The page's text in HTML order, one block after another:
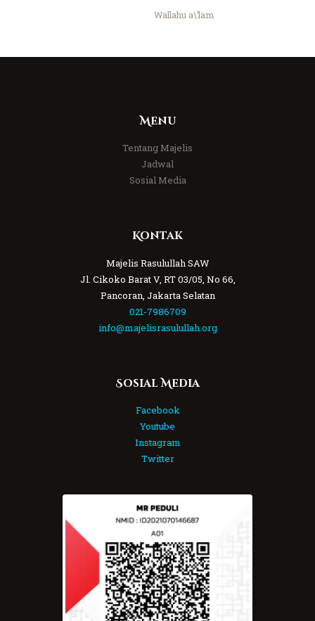
Wallahu a\’lam
Menu
Tentang Majelis
Jadwal
Sosial Media
Kontak
Majelis Rasulullah SAW
Jl. Cikoko Barat V, RT 03/05, No 66,
Pancoran, Jakarta Selatan
021-7986709
info@majelisrasulullah.org
Sosial Media
Facebook
Youtube
Instagram
Twitter